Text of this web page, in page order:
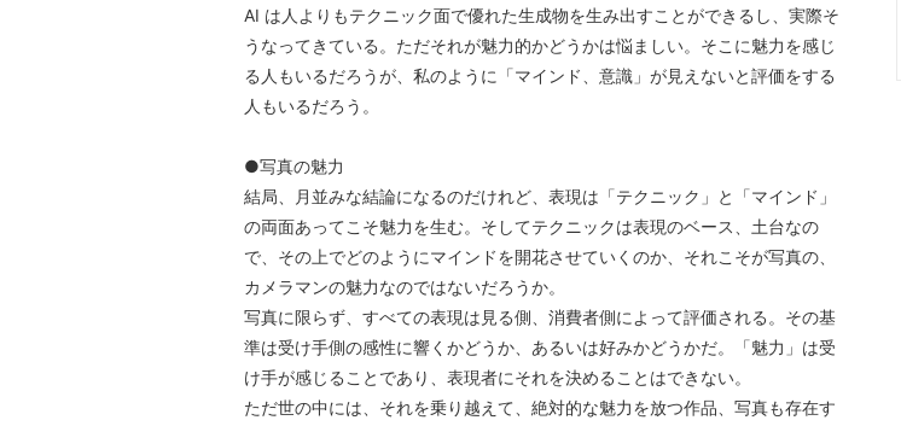
AI は人よりもテクニック面で優れた生成物を生み出すことができるし、実際そ
うなってきている。ただそれが魅力的かどうかは悩ましい。そこに魅力を感じ
る人もいるだろうが、私のように「マインド、意識」が見えないと評価をする
人もいるだろう。
●写真の魅力
結局、月並みな結論になるのだけれど、表現は「テクニック」と「マインド」
の両面あってこそ魅力を生む。そしてテクニックは表現のベース、土台なの
で、その上でどのようにマインドを開花させていくのか、それこそが写真の、
カメラマンの魅力なのではないだろうか。
写真に限らず、すべての表現は見る側、消費者側によって評価される。その基
準は受け手側の感性に響くかどうか、あるいは好みかどうかだ。「魅力」は受
け手が感じることであり、表現者にそれを決めることはできない。
ただ世の中には、それを乗り越えて、絶対的な魅力を放つ作品、写真も存在す